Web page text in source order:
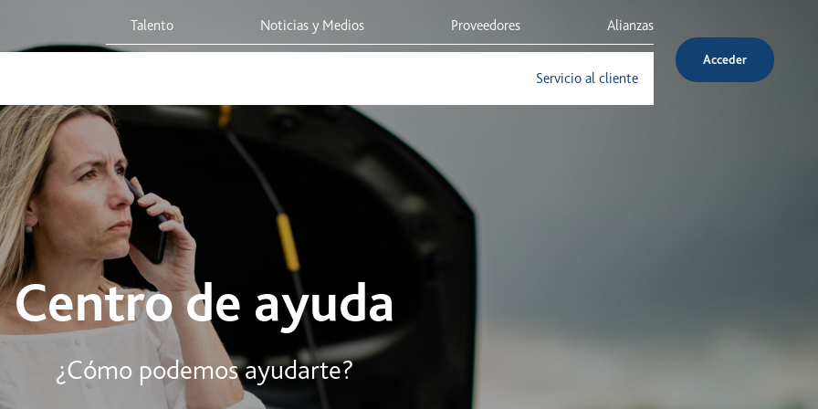
Talento Noticias y Medios Proveedores Alianzas
Servicio al cliente
Acceder
Centro de ayuda
¿Cómo podemos ayudarte?